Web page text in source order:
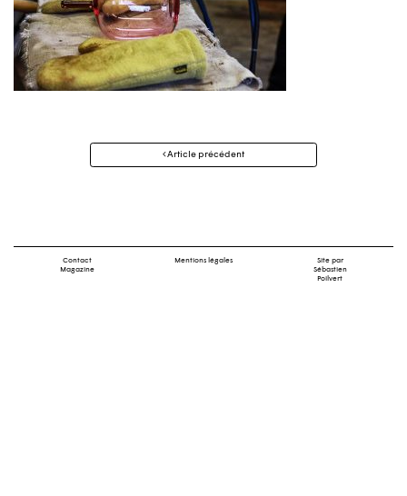
Navigation
Article précédent
Contact
Magazine
Mentions légales
Site par
Sébastien
Poilvert